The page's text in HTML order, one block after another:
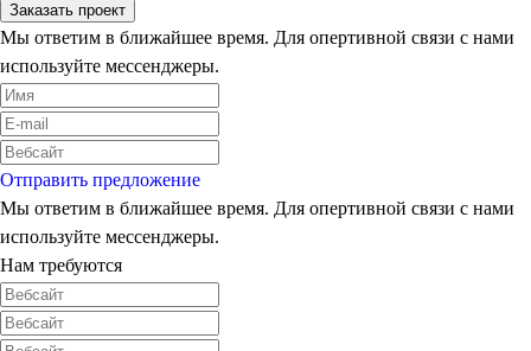
Заказать проект
Мы ответим в ближайшее время. Для опертивной связи с нами
используйте мессенджеры.
Отправить предложение
Мы ответим в ближайшее время. Для опертивной связи с нами
используйте мессенджеры.
Нам требуются